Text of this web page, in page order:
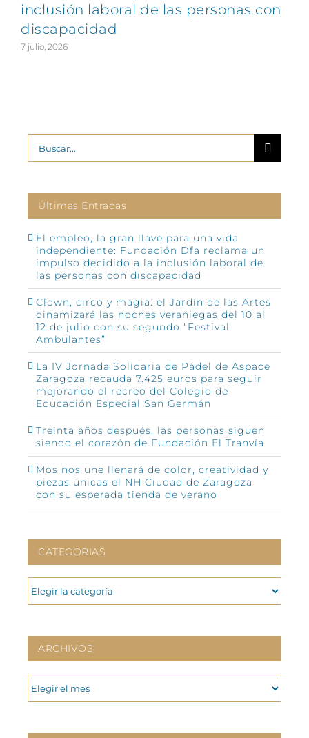
inclusión laboral de las personas con
discapacidad
7 julio, 2026
Buscar:
Últimas Entradas
El empleo, la gran llave para una vida
independiente: Fundación Dfa reclama un
impulso decidido a la inclusión laboral de
las personas con discapacidad
Clown, circo y magia: el Jardín de las Artes
dinamizará las noches veraniegas del 10 al
12 de julio con su segundo “Festival
Ambulantes”
La IV Jornada Solidaria de Pádel de Aspace
Zaragoza recauda 7.425 euros para seguir
mejorando el recreo del Colegio de
Educación Especial San Germán
Treinta años después, las personas siguen
siendo el corazón de Fundación El Tranvía
Mos nos une llenará de color, creatividad y
piezas únicas el NH Ciudad de Zaragoza
con su esperada tienda de verano
CATEGORIAS
CATEGORIAS
ARCHIVOS
ARCHIVOS